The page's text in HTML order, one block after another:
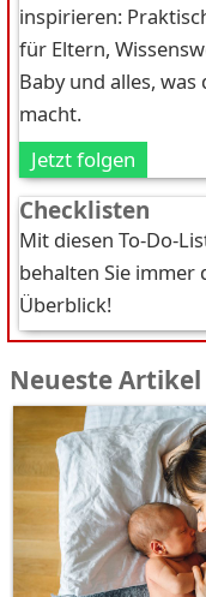
inspirieren:
für Eltern,
Baby und alles,
macht.
Jetzt folgen
Checklisten
Mit diesen To-Do-
behalten Sie immer
Überblick!
Neueste Artikel